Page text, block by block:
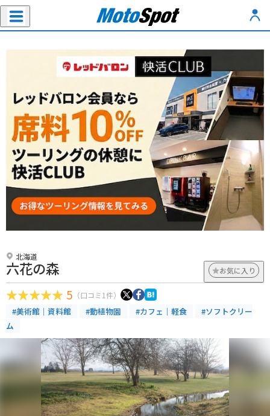
北海道
六花の森 お気に入り
5 （口コミ1件）
#美術館｜資料館 #動植物園 #カフェ｜軽食
#ソフトクリー
ム